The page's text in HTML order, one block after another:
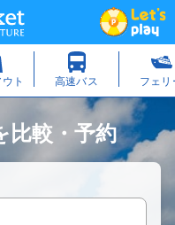
比較・予約